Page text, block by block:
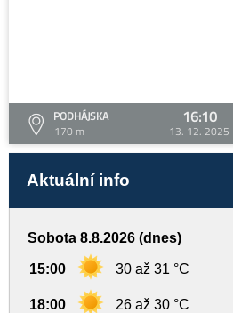
PODHÁJSKA
170 m
16:10
13. 12. 2025
Aktuální info
Sobota 8.8.2026 (dnes)
15:00 30 až 31 °C
18:00 26 až 30 °C